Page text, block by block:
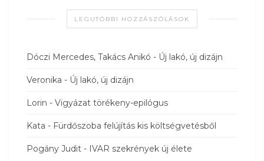
LEGUTÓBBI HOZZÁSZÓLÁSOK
Dóczi Mercedes, Takács Anikó - Új lakó, új dizájn
Veronika - Új lakó, új dizájn
Lorin - Vigyázat törékeny-epilógus
Kata - Fürdőszoba felújítás kis költségvetésből
Pogány Judit - IVAR szekrények új élete